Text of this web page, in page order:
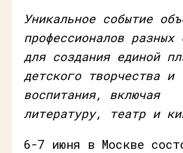
Уникальное событие
профессионалов разных
для создания единой
детского творчества и
воспитания, включая
литературу, театр и
6-7 июня в Москве